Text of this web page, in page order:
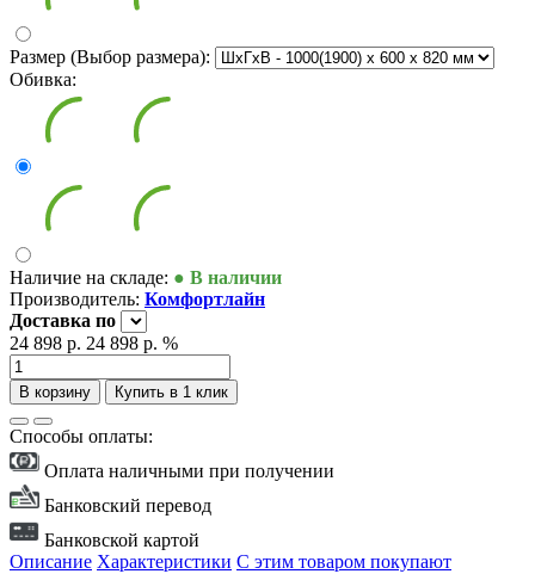
Размер (Выбор размера):
Обивка:
Наличие на складе: ● В наличии
Производитель: Комфортлайн
Доставка по
24 898 р. 24 898 р. %
В корзину Купить в 1 клик
Способы оплаты:
Оплата наличными при получении
Банковский перевод
Банковской картой
Описание Характеристики С этим товаром покупают